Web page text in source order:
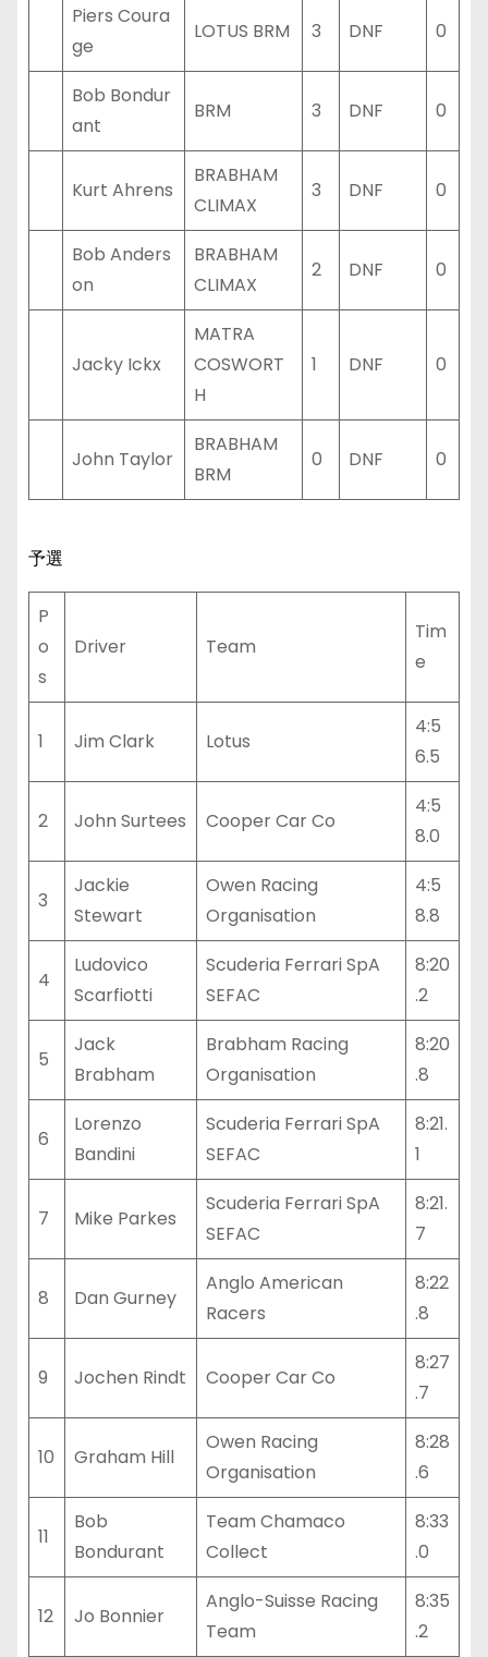
Piers Coura
ge
LOTUS BRM 3 DNF 0
Bob Bondur
ant
BRM 3 DNF 0
Kurt Ahrens
BRABHAM
CLIMAX
3 DNF 0
Bob Anders
on
BRABHAM
CLIMAX
2 DNF 0
Jacky Ickx
MATRA
COSWORT
H
1 DNF 0
John Taylor
BRABHAM
BRM
0 DNF 0
予選
P
o
s
Driver Team
Tim
e
1 Jim Clark Lotus
4:5
6.5
2 John Surtees Cooper Car Co
4:5
8.0
3
Jackie
Stewart
Owen Racing
Organisation
4:5
8.8
4
Ludovico
Scarfiotti
Scuderia Ferrari SpA
SEFAC
8:20
.2
5
Jack
Brabham
Brabham Racing
Organisation
8:20
.8
6
Lorenzo
Bandini
Scuderia Ferrari SpA
SEFAC
8:21.
1
7 Mike Parkes
Scuderia Ferrari SpA
SEFAC
8:21.
7
8 Dan Gurney
Anglo American
Racers
8:22
.8
9 Jochen Rindt Cooper Car Co
8:27
.7
10 Graham Hill
Owen Racing
Organisation
8:28
.6
11
Bob
Bondurant
Team Chamaco
Collect
8:33
.0
12 Jo Bonnier
Anglo-Suisse Racing
Team
8:35
.2